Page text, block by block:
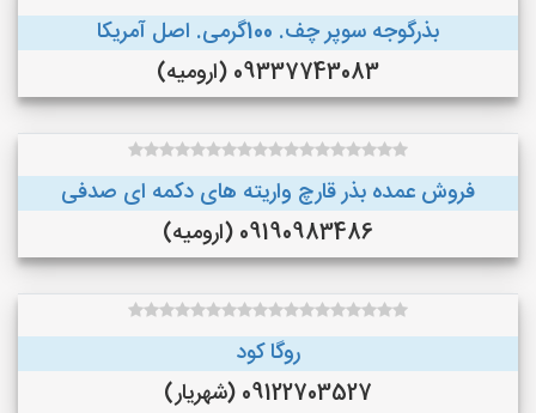
بذرگوجه‌ سوپر چف. 100گرمی. اصل آمریکا
09337743083 (ارومیه)
فروش عمده بذر قارچ واریته های دکمه ای صدفی
09190983486 (ارومیه)
روگا کود
09122703527 (شهریار)